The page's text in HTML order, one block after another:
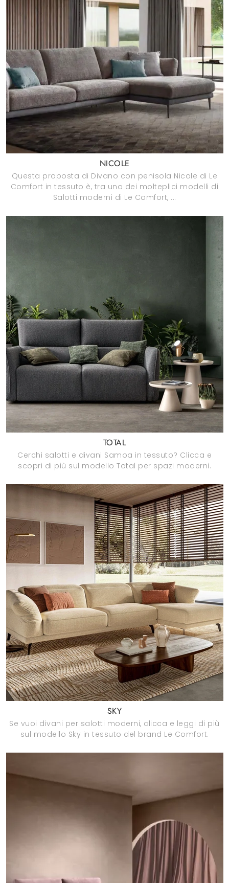
NICOLE
Questa proposta di Divano con penisola Nicole di Le
Comfort in tessuto è, tra uno dei molteplici modelli di
Salotti moderni di Le Comfort, ...
TOTAL
Cerchi salotti e divani Samoa in tessuto? Clicca e
scopri di più sul modello Total per spazi moderni.
SKY
Se vuoi divani per salotti moderni, clicca e leggi di più
sul modello Sky in tessuto del brand Le Comfort.